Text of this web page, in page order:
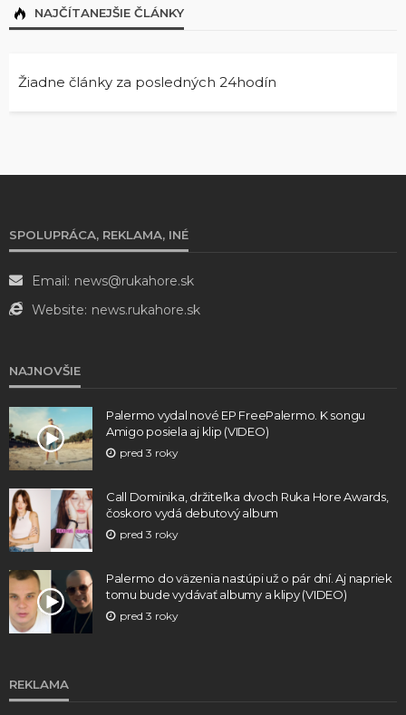
NAJČÍTANEJŠIE ČLÁNKY
Žiadne články za posledných 24hodín
SPOLUPRÁCA, REKLAMA, INÉ
Email: news@rukahore.sk
Website: news.rukahore.sk
NAJNOVŠIE
Palermo vydal nové EP FreePalermo. K songu
Amigo posiela aj klip (VIDEO)
pred 3 roky
Call Dominika, držiteľka dvoch Ruka Hore Awards,
čoskoro vydá debutový album
pred 3 roky
Palermo do väzenia nastúpi už o pár dní. Aj napriek
tomu bude vydávať albumy a klipy (VIDEO)
pred 3 roky
REKLAMA